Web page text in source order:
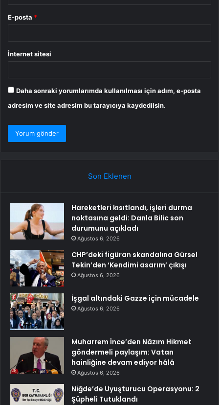
E-posta *
İnternet sitesi
Daha sonraki yorumlarımda kullanılması için adım, e-posta
adresim ve site adresim bu tarayıcıya kaydedilsin.
Son Eklenen
Hareketleri kısıtlandı, işleri durma
noktasına geldi: Danla Bilic son
durumunu açıkladı
Ağustos 6, 2026
CHP’deki figüran skandalına Gürsel
Tekin’den ‘Kendimi asarım’ çıkışı
Ağustos 6, 2026
İşgal altındaki Gazze için mücadele
Ağustos 6, 2026
Muharrem İnce’den Nâzım Hikmet
göndermeli paylaşım: Vatan
hainliğine devam ediyor hâlâ
Ağustos 6, 2026
Niğde’de Uyuşturucu Operasyonu: 2
Şüpheli Tutuklandı